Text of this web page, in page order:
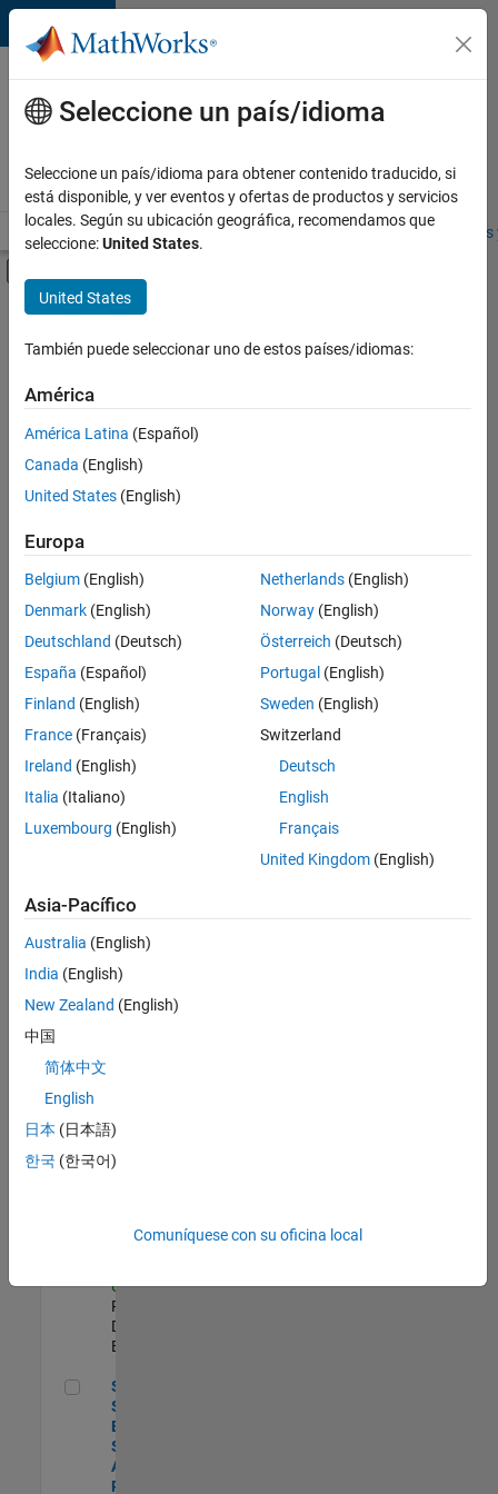
Saltar al contenido
Ofertas
de
empleo
MathWorks
Visión general Búsqueda de empleo Oficinas locales
Contenido principal
FILTRADO POR
Release Engineering
Technical Writing
User Experience
Technical Sales Engineering
Ordenar por
Guardar
empleos
seleccionados
No se
han
traducido
todos
los
empleos.
Busque
por
ubicación
todos
empleos
en su
zona.
Compiler Engineer LLVM
US-MA-Natick
Development |
Principal
Security
US-MA-Natick|
Product
Development |
Experimentado
Senior Software Engineer - Synthetic Aperture Radar
Senior
Software
Engineer -
Synthetic
Aperture
Radar
Seleccione un país/idioma
Seleccione un país/idioma para obtener contenido traducido, si
está disponible, y ver eventos y ofertas de productos y servicios
locales. Según su ubicación geográfica, recomendamos que
seleccione:United States.
United States
También puede seleccionar uno de estos países/idiomas:
América
América Latina (Español)
Canada (English)
United States (English)
Europa
Belgium (English)
Denmark (English)
Deutschland (Deutsch)
España (Español)
Finland (English)
France (Français)
Ireland (English)
Italia (Italiano)
Luxembourg (English)
Netherlands(English)
Norway(English)
Österreich (Deutsch)
Portugal (English)
Sweden (English)
Switzerland
Deutsch
English
Français
United Kingdom(English)
Asia-Pacífico
Australia (English)
India (English)
New Zealand (English)
中国
简体中文
English
日本 (日本語)
한국 (한국어)
Comuníquese con su oficina local